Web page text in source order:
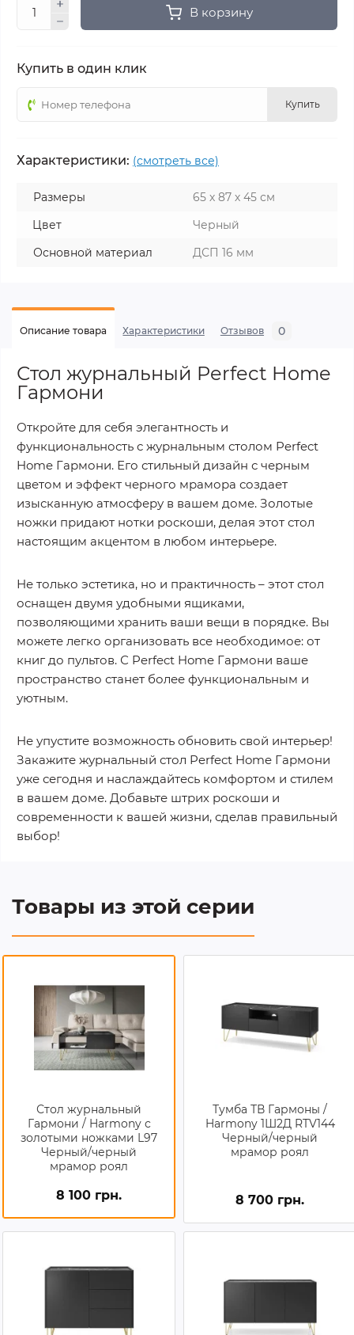
В корзину
Купить в один клик
Купить
Характеристики: (смотреть все)
Размеры
65 х 87 х 45 см
Цвет
Черный
Основной материал
ДСП 16 мм
Описание товара Характеристики Отзывов 0
Стол журнальный Perfect Home
Гармони
Откройте для себя элегантность и
функциональность с журнальным столом Perfect
Home Гармони. Его стильный дизайн с черным
цветом и эффект черного мрамора создает
изысканную атмосферу в вашем доме. Золотые
ножки придают нотки роскоши, делая этот стол
настоящим акцентом в любом интерьере.
Не только эстетика, но и практичность – этот стол
оснащен двумя удобными ящиками,
позволяющими хранить ваши вещи в порядке. Вы
можете легко организовать все необходимое: от
книг до пультов. С Perfect Home Гармони ваше
пространство станет более функциональным и
уютным.
Не упустите возможность обновить свой интерьер!
Закажите журнальный стол Perfect Home Гармони
уже сегодня и наслаждайтесь комфортом и стилем
в вашем доме. Добавьте штрих роскоши и
современности к вашей жизни, сделав правильный
выбор!
Товары из этой серии
Стол журнальный
Гармони / Harmony с
золотыми ножками L97
Черный/черный
мрамор роял
8 100 грн.
Тумба ТВ Гармоны /
Harmony 1Ш2Д RTV144
Черный/черный
мрамор роял
8 700 грн.